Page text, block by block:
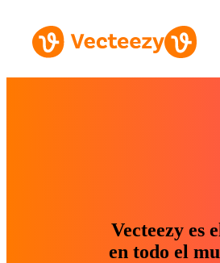
Vecteezy es
en todo el